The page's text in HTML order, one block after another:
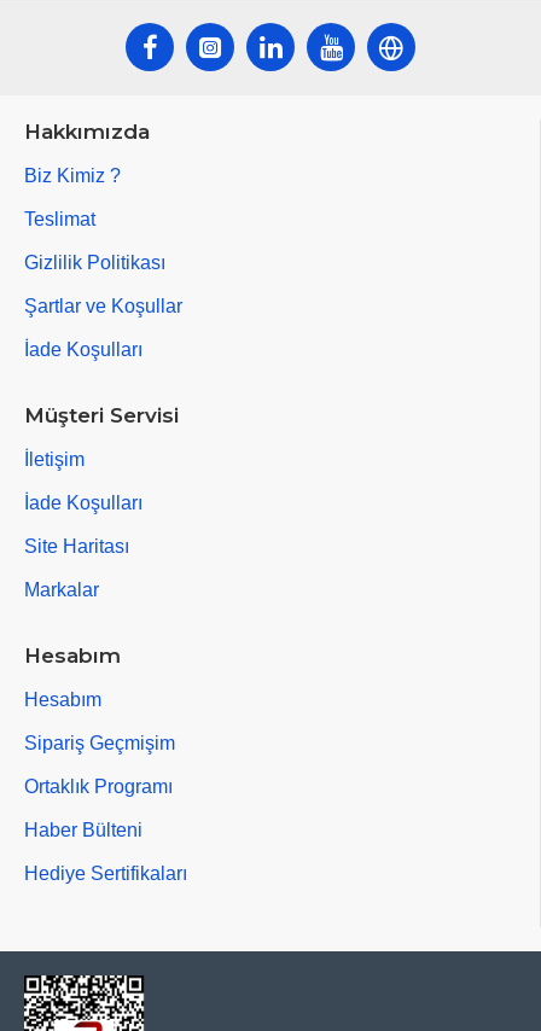
Hakkımızda
Biz Kimiz ?
Teslimat
Gizlilik Politikası
Şartlar ve Koşullar
İade Koşulları
Müşteri Servisi
İletişim
İade Koşulları
Site Haritası
Markalar
Hesabım
Hesabım
Sipariş Geçmişim
Ortaklık Programı
Haber Bülteni
Hediye Sertifikaları